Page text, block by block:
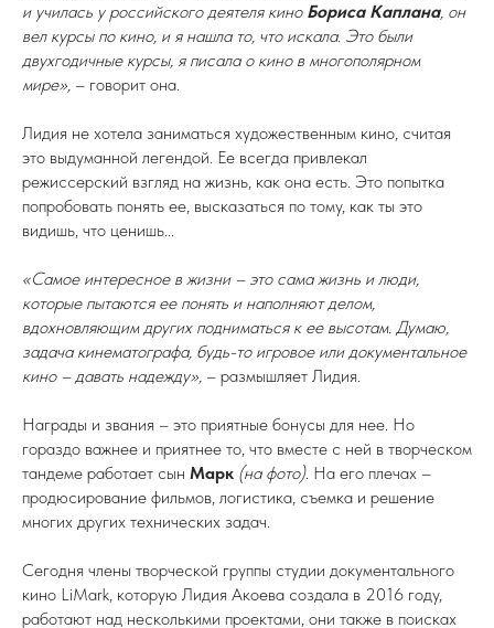
и училась у российского деятеля кино Бориса Каплана, он
вел курсы по кино, и я нашла то, что искала. Это были
двухгодичные курсы, я писала о кино в многополярном
мире», – говорит она.
Лидия не хотела заниматься художественным кино, считая
это выдуманной легендой. Ее всегда привлекал
режиссерский взгляд на жизнь, как она есть. Это попытка
попробовать понять ее, высказаться по тому, как ты это
видишь, что ценишь...
«Самое интересное в жизни – это сама жизнь и люди,
которые пытаются ее понять и наполняют делом,
вдохновляющим других подниматься к ее высотам. Думаю,
задача кинематографа, будь-то игровое или документальное
кино – давать надежду», – размышляет Лидия.
Награды и звания – это приятные бонусы для нее. Но
гораздо важнее и приятнее то, что вместе с ней в творческом
тандеме работает сын Марк (на фото). На его плечах –
продюсирование фильмов, логистика, съемка и решение
многих других технических задач.
Сегодня члены творческой группы студии документального
кино LiMark, которую Лидия Акоева создала в 2016 году,
работают над несколькими проектами, они также в поисках